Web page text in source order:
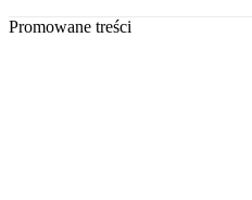
Promowane treści